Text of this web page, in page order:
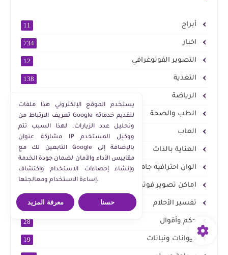
أبراج 11
اخبار 734
التصوير الفوتوغرافي 12
التغذية 138
الرياضة
الطب والصحة 1095
العاب 61
العناية بالذات 307
الوان احترافية جاهزة للشراء 2
اماكن تصوير فوتوسيشن
تفسير الأحلام 214
حكم وأقوال 28
حيوانات ونباتات 19
يستخدم الموقع الإلكتروني هذا ملفات
تعريف الارتباط من Google لتقديم خدماته
وتحليل عدد الزيارات. لهذا السبب تتم
مشاركة عنوان IP ووكيل المستخدم
التابعين لك مع Google بالإضافة إلى
مقاييس الأداء والأمان لضمان جودة الخدمة
وإنشاء إحصاءات الاستخدام واكتشاف
إساءة الاستخدام ومعالجتها.
معرفة المزيد حسنا